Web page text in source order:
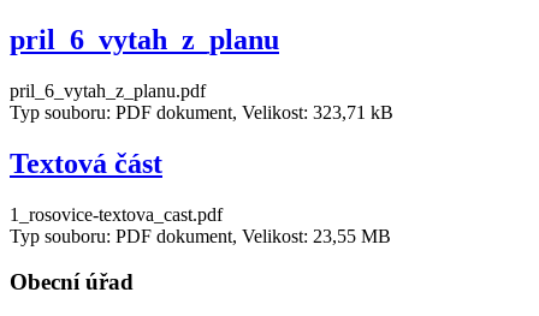
pril_6_vytah_z_planu
pril_6_vytah_z_planu.pdf
Typ souboru: PDF dokument, Velikost: 323,71 kB
Textová část
1_rosovice-textova_cast.pdf
Typ souboru: PDF dokument, Velikost: 23,55 MB
Obecní úřad